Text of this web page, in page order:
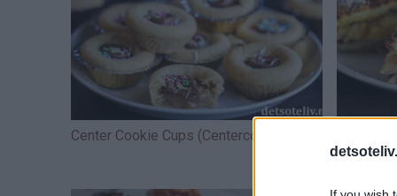
Center Cookie Cups (Centercookies)